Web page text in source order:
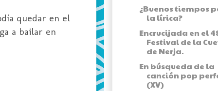
quedar en el
a bailar en
¿Buenos tiempos
la lírica?
Encrucijada en el
Festival de la
de Nerja.
En búsqueda de la
canción pop
(XV)